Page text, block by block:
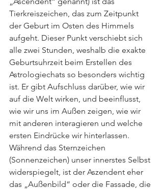
Tierkreiszeichen, das zum Zeitpunkt
der Geburt im Osten des Himmels
aufgeht. Dieser Punkt verschiebt sich
alle zwei Stunden, weshalb die exakte
Geburtsuhrzeit beim Erstellen des
Astrologiechats so besonders wichtig
ist. Er gibt Aufschluss darüber, wie wir
auf die Welt wirken, und beeinflusst,
wie wir uns im Außen zeigen, wie wir
mit anderen interagieren und welche
ersten Eindrücke wir hinterlassen.
Während das Sternzeichen
(Sonnenzeichen) unser innerstes Selbst
widerspiegelt, ist der Aszendent eher
das „Außenbild“ oder die Fassade, die